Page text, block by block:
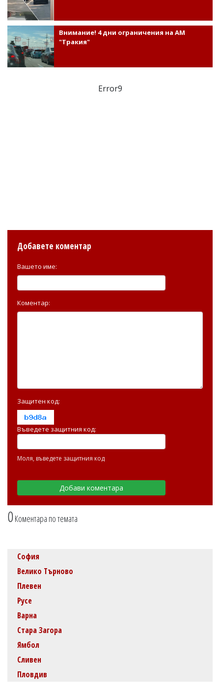
Внимание! 4 дни ограничения на АМ
"Тракия"
Error9
0Коментара по темата
Добавете коментар
Вашето име:
Коментар:
Защитен код:
Въведете защитния код:
Моля, въведете защитния код
София
Велико Търново
Плевен
Русе
Варна
Стара Загора
Ямбол
Сливен
Пловдив